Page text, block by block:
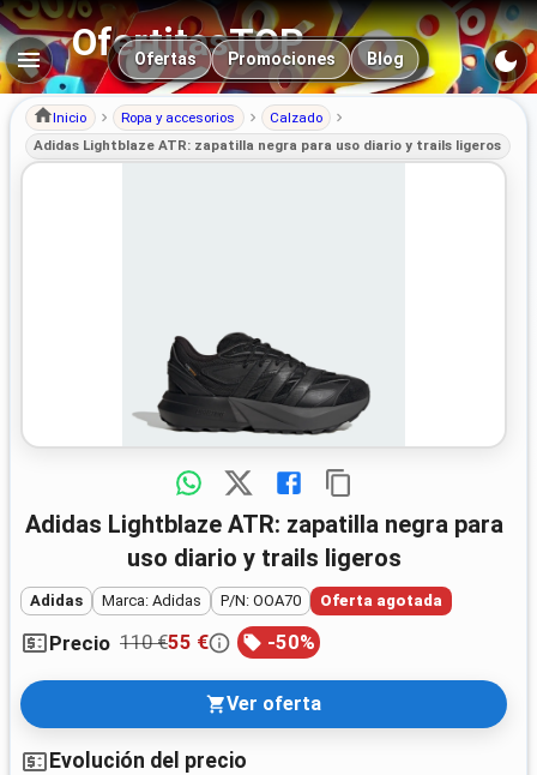
OfertitasTOP
Navegación principal
Ofertas Promociones Blog
Inicio Ropa y accesorios
Calzado
Adidas Lightblaze ATR: zapatilla negra para uso diario y trails ligeros
Adidas Lightblaze ATR: zapatilla negra para
uso diario y trails ligeros
Adidas Marca: Adidas P/N: OOA70 Oferta agotada
Precio 110 €55 € -50%
Ver oferta
Evolución del precio